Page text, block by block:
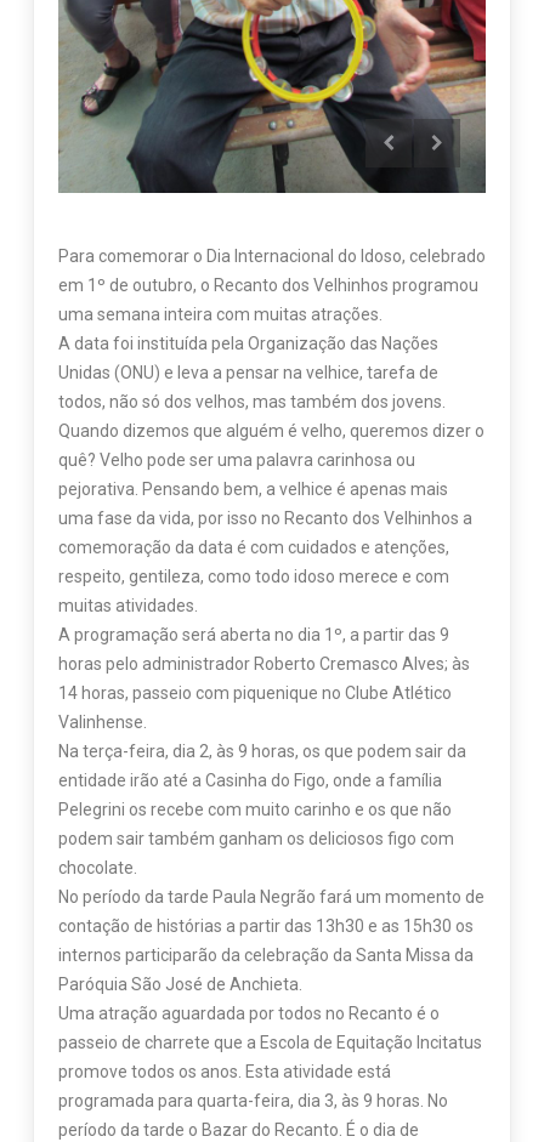
Para comemorar o Dia Internacional do Idoso, celebrado
em 1º de outubro, o Recanto dos Velhinhos programou
uma semana inteira com muitas atrações.
A data foi instituída pela Organização das Nações
Unidas (ONU) e leva a pensar na velhice, tarefa de
todos, não só dos velhos, mas também dos jovens.
Quando dizemos que alguém é velho, queremos dizer o
quê? Velho pode ser uma palavra carinhosa ou
pejorativa. Pensando bem, a velhice é apenas mais
uma fase da vida, por isso no Recanto dos Velhinhos a
comemoração da data é com cuidados e atenções,
respeito, gentileza, como todo idoso merece e com
muitas atividades.
A programação será aberta no dia 1º, a partir das 9
horas pelo administrador Roberto Cremasco Alves; às
14 horas, passeio com piquenique no Clube Atlético
Valinhense.
Na terça-feira, dia 2, às 9 horas, os que podem sair da
entidade irão até a Casinha do Figo, onde a família
Pelegrini os recebe com muito carinho e os que não
podem sair também ganham os deliciosos figo com
chocolate.
No período da tarde Paula Negrão fará um momento de
contação de histórias a partir das 13h30 e as 15h30 os
internos participarão da celebração da Santa Missa da
Paróquia São José de Anchieta.
Uma atração aguardada por todos no Recanto é o
passeio de charrete que a Escola de Equitação Incitatus
promove todos os anos. Esta atividade está
programada para quarta-feira, dia 3, às 9 horas. No
período da tarde o Bazar do Recanto. É o dia de